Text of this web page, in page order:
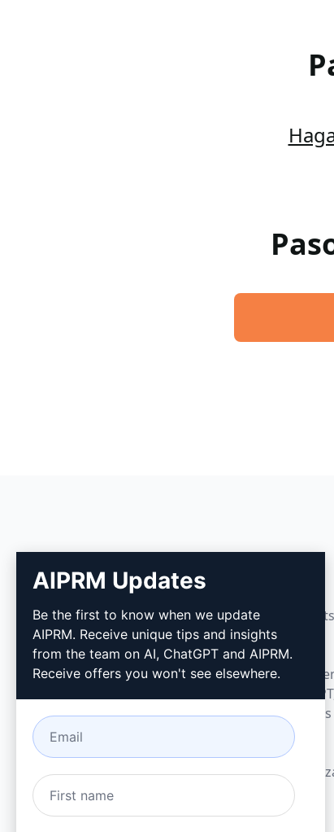
AIPRM
AIPRM es una herramienta de gestión de
una biblioteca de prompts impulsada por la
comunidad. Realice tareas de marketing, ventas,
operaciones, productividad y atención al cliente
minutos con prompts listos para usar en
Claude, Gemini, Midjourney, GPT Image y muchos
más.
Creado para pequeñas empresas. Con la
de grandes compañías.
AIPRM Updates
Be the first to know when we update
AIPRM. Receive unique tips and insights
from the team on AI, ChatGPT and AIPRM.
Receive offers you won't see elsewhere.